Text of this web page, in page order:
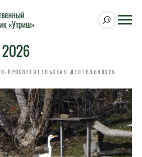
2026
ПРОСВЕТИТЕЛЬСКАЯ ДЕЯТЕЛЬНОСТЬ